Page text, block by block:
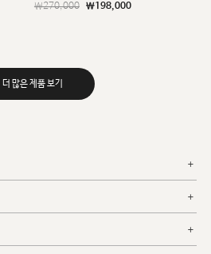
￦270,000 ￦198,000
더 많은 제품 보기